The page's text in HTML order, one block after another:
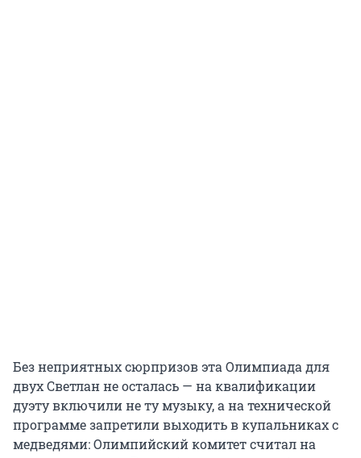
Без неприятных сюрпризов эта Олимпиада для
двух Светлан не осталась — на квалификации
дуэту включили не ту музыку, а на технической
программе запретили выходить в купальниках с
медведями: Олимпийский комитет считал на